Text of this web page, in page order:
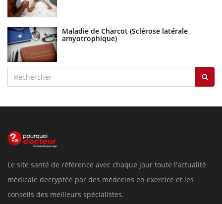
Maladie de Charcot (Sclérose latérale
amyotrophique)
Le site santé de référence avec chaque jour toute l'actualité
médicale decryptée par des médecins en exercice et les
conseils des meilleurs spécialistes.